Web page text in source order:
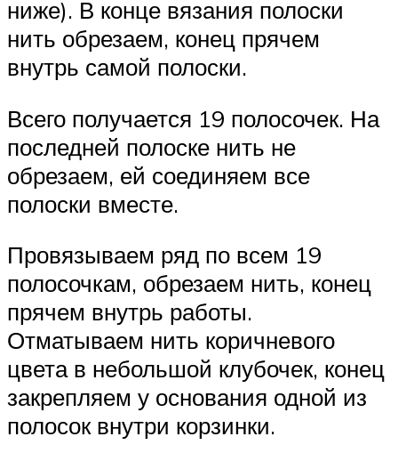
ниже). В конце вязания полоски
нить обрезаем, конец прячем
внутрь самой полоски.
Всего получается 19 полосочек. На
последней полоске нить не
обрезаем, ей соединяем все
полоски вместе.
Провязываем ряд по всем 19
полосочкам, обрезаем нить, конец
прячем внутрь работы.
Отматываем нить коричневого
цвета в небольшой клубочек, конец
закрепляем у основания одной из
полосок внутри корзинки.